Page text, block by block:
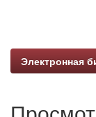
Электронная